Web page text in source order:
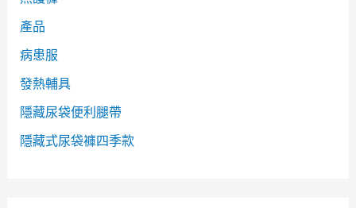
產品
病患服
發熱輔具
隱藏尿袋便利腿帶
隱藏式尿袋褲四季款